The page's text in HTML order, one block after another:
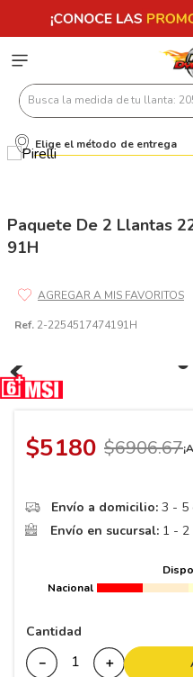
Busca la medida de tu
Elige el método de entrega
Paquete De 2 Llantas
91H
Ref. 2-2254517474191H
$5180 $6906.67
Envío a domicilio: 3 - 5
Envío en sucursal: 1 - 2
Nacional
Cantidad
＋
－